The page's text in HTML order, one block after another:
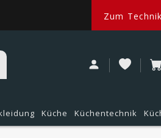
Zum
Küche Küchentechnik